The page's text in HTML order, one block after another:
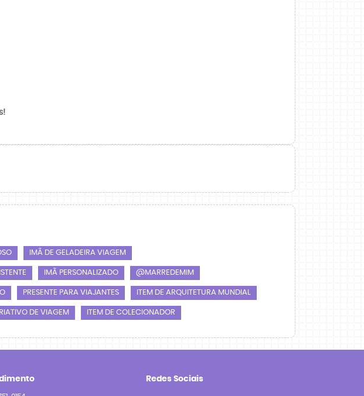
IMÃ DE GELADEIRA VIAGEM
IMÃ PERSONALIZADO @MARREDEMIM
PRESENTE PARA VIAJANTES ITEM DE ARQUITETURA MUNDIAL
DE VIAGEM ITEM DE COLECIONADOR
Redes Sociais